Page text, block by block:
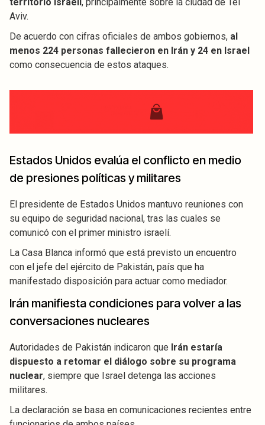
Aviv.
De acuerdo con cifras oficiales de ambos gobiernos, al
menos 224 personas fallecieron en Irán y 24 en Israel
como consecuencia de estos ataques.
Estados Unidos evalúa el conflicto en medio
de presiones políticas y militares
El presidente de Estados Unidos mantuvo reuniones con
su equipo de seguridad nacional, tras las cuales se
comunicó con el primer ministro israelí.
La Casa Blanca informó que está previsto un encuentro
con el jefe del ejército de Pakistán, país que ha
manifestado disposición para actuar como mediador.
Irán manifiesta condiciones para volver a las
conversaciones nucleares
Autoridades de Pakistán indicaron que Irán estaría
dispuesto a retomar el diálogo sobre su programa
nuclear, siempre que Israel detenga las acciones
militares.
La declaración se basa en comunicaciones recientes entre